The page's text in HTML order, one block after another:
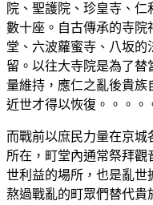
院、聖護院、珍皇寺、
數十座。自古傳承的寺院
堂、六波蘿蜜寺、八坂
留。以往大寺院是為了替
量維持，應仁之亂後貴族
近世才得以恢復。。。。
而戰前以庶民力量在京城
所在，町堂內通常祭拜觀
世利益的場所，也是亂世
熬過戰亂的町眾們替代貴